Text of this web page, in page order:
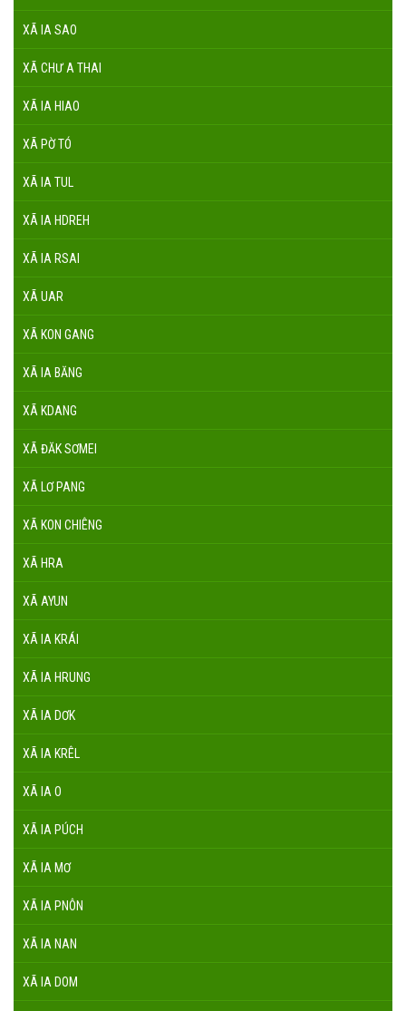
XÃ IA SAO
XÃ CHƯ A THAI
XÃ IA HIAO
XÃ PỜ TÓ
XÃ IA TUL
XÃ IA HDREH
XÃ IA RSAI
XÃ UAR
XÃ KON GANG
XÃ IA BĂNG
XÃ KDANG
XÃ ĐĂK SƠMEI
XÃ LƠ PANG
XÃ KON CHIÊNG
XÃ HRA
XÃ AYUN
XÃ IA KRÁI
XÃ IA HRUNG
XÃ IA DƠK
XÃ IA KRÊL
XÃ IA O
XÃ IA PÚCH
XÃ IA MƠ
XÃ IA PNÔN
XÃ IA NAN
XÃ IA DOM